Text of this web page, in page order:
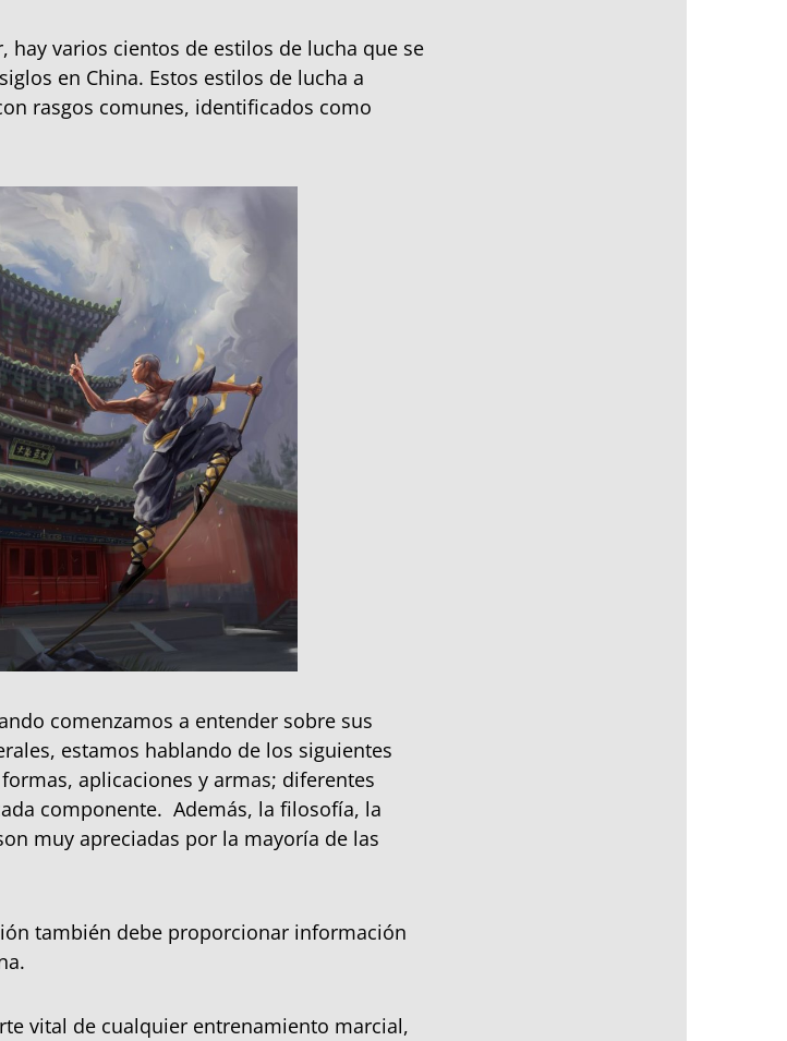
varios cientos de estilos de lucha que se
en China. Estos estilos de lucha a
rasgos comunes, identificados como
comenzamos a entender sobre sus
estamos hablando de los siguientes
aplicaciones y armas; diferentes
componente. Además, la filosofía, la
muy apreciadas por la mayoría de las
también debe proporcionar información
vital de cualquier entrenamiento marcial,